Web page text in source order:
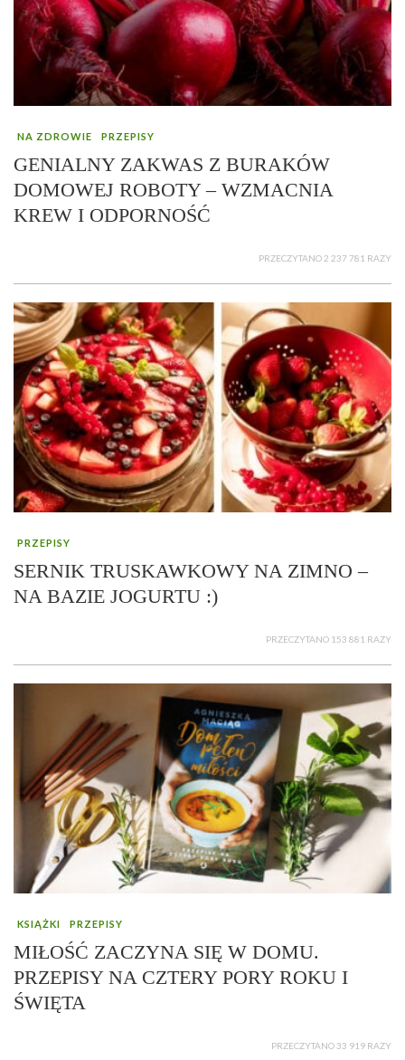
NA ZDROWIE PRZEPISY
GENIALNY ZAKWAS Z BURAKÓW
DOMOWEJ ROBOTY – WZMACNIA
KREW I ODPORNOŚĆ
PRZECZYTANO 2 237 781 RAZY
PRZEPISY
SERNIK TRUSKAWKOWY NA ZIMNO –
NA BAZIE JOGURTU :)
PRZECZYTANO 153 881 RAZY
KSIĄŻKI PRZEPISY
MIŁOŚĆ ZACZYNA SIĘ W DOMU.
PRZEPISY NA CZTERY PORY ROKU I
ŚWIĘTA
PRZECZYTANO 33 919 RAZY